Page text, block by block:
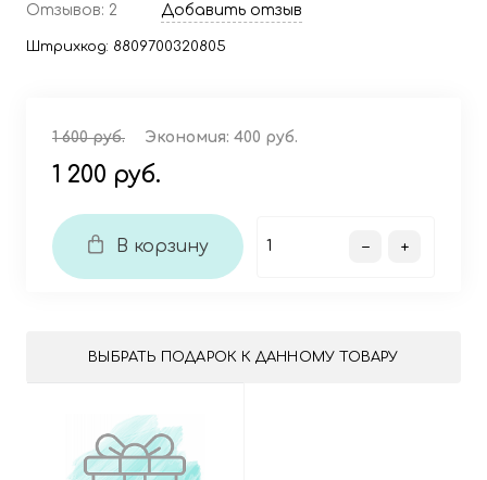
Отзывов: 2 Добавить отзыв
Штрихкод: 8809700320805
1 600 руб. Экономия: 400 руб.
1 200 руб.
В корзину
ВЫБРАТЬ ПОДАРОК К ДАННОМУ ТОВАРУ